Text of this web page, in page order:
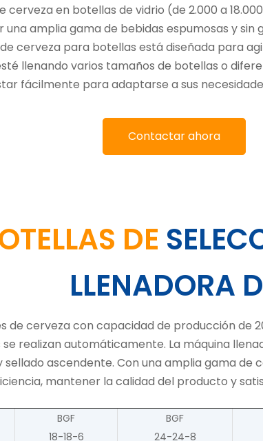
en botellas de vidrio (de 2.000 a
amplia gama de bebidas espumosas y sin
cerveza para botellas está diseñada para
llenando varios tamaños de botellas o
fácilmente para adaptarse a sus
Contactar ahora
DE
LLENADORA
de cerveza con capacidad de producción de
realizan automáticamente. La máquina
sellado ascendente. Con una amplia gama
mantener la calidad del producto y
BGF
18-18-6
BGF
24-24-8